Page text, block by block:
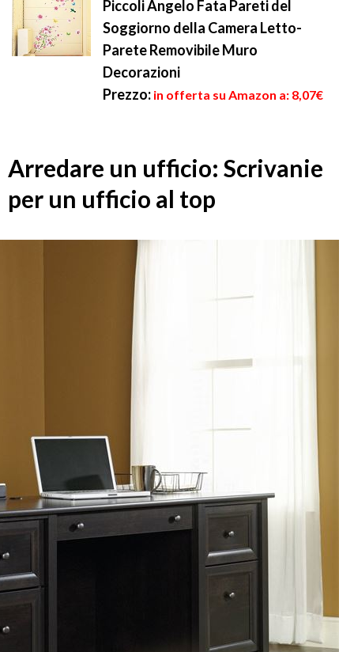
Piccoli Angelo Fata Pareti del
Soggiorno della Camera Letto-
Parete Removibile Muro
Decorazioni
Prezzo: in offerta su Amazon a: 8,07€
Arredare un ufficio: Scrivanie
per un ufficio al top